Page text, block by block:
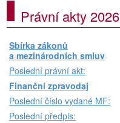
Právní akty 2026
Sbírka zákonů
a mezinárodních smluv
Poslední právní akt:
Finanční zpravodaj
Poslední číslo vydané MF:
Poslední předpis: